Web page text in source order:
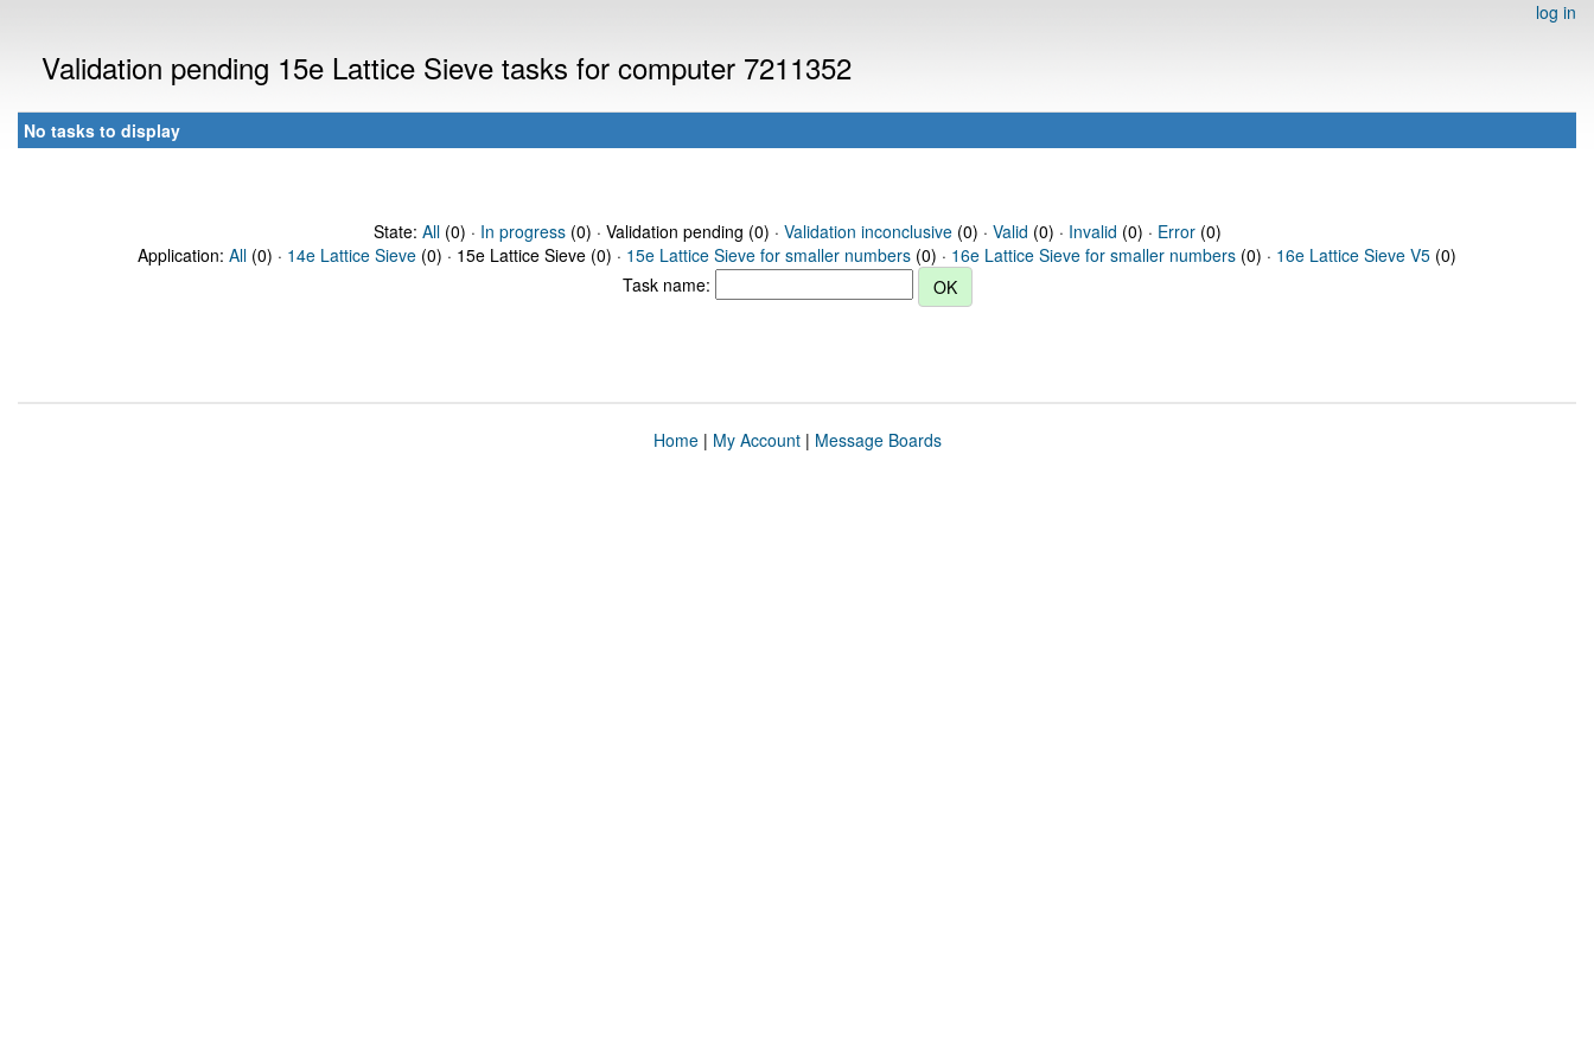
log in
Validation pending 15e Lattice Sieve tasks for computer 7211352
No tasks to display
State: All(0) · In progress(0) · Validation pending (0) · Validation inconclusive(0) · Valid (0) · Invalid (0) · Error(0)
Application: All (0) · 14e Lattice Sieve (0) · 15e Lattice Sieve (0) · 15e Lattice Sieve for smaller numbers (0) · 16e Lattice Sieve for smaller numbers (0) · 16e Lattice Sieve V5 (0)
Task name:
Home| My Account| Message Boards